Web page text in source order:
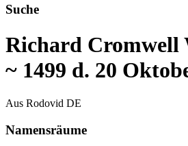
Suche
Richard Cromwell
~ 1499 d. 20
Aus Rodovid DE
Namensräume